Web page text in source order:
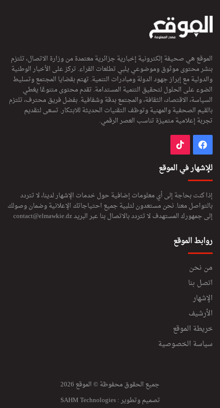
الموقع هي صحيفة إلكترونية إخبارية جزائرية معتمدة من وزارة الاتصال، تلتزم
بنشر محتوى موثوق وموضوعي يلبي تطلعات القراء. تركز على الأخبار الوطنية
والدولية مع إبراز جهود الدولة ومبادرات التنمية. تهتم بقضايا المجتمع وتسليط
الضوء على الحلول لتحقيق التنمية المستدامة. تقدم محتوى متنوعًا يغطي
السياسة، الاقتصاد، الثقافة، والمجتمع بدقة وشفافية. بفضل فريق محترف، تلتزم
بالقيم الصحفية والمهنية وتوظف التقنيات الحديثة للابتكار. تسعى لتقديم
تجربة إعلامية متميزة تناسب العصر الرقمي.
فيسبوك
للإشهار في الموقع
إذا كنت بحاجة إلى أي معلومات إضافية حول خدمات الإشهار لدينا، لا تتردد
بالتواصل معنا. نحن مستعدون لتلبية جميع احتياجاتك الإعلانية وضمان وصولك
إلى جمهورك المستهدف لا تتردد بالاتصال بنا عبر البريدcontact@elmawkie.dz
روابط الموقع
من نحن
اتصل بنا
الإشهار
الأرشيف
خريطة الموقع
سياسة الخصوصية
جميع الحقوق محفوظة © الموقع 2026
تصميم وتطوير :SAHM Technologies